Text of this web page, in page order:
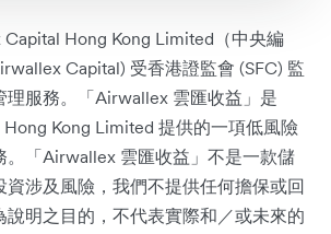
Hong Kong Limited（中央編
Capital) 受香港證監會 (SFC) 監
理服務。「Airwallex 雲匯收益」是
Kong Limited 提供的一項低風險
。「Airwallex 雲匯收益」不是一款儲
資涉及風險，我們不提供任何擔保或回
說明之目的，不代表實際和／或未來的